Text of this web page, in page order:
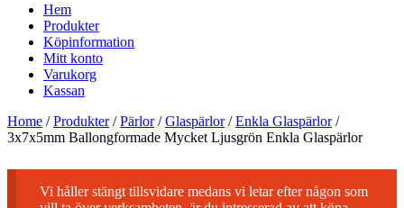
Hem
Produkter
Köpinformation
Mitt konto
Varukorg
Kassan
Home / Produkter / Pärlor / Glaspärlor / Enkla Glaspärlor /
3x7x5mm Ballongformade Mycket Ljusgrön Enkla Glaspärlor
Vi håller stängt tillsvidare medans vi letar efter någon som